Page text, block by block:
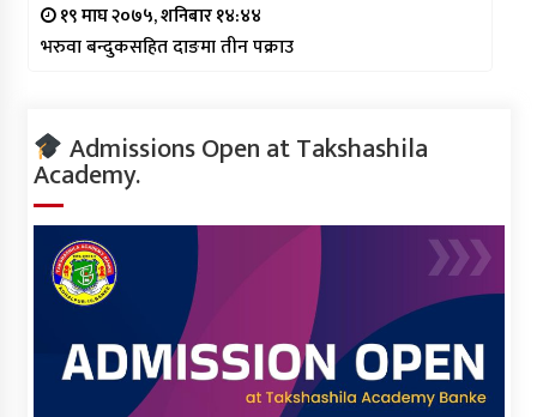
१९ माघ २०७५, शनिबार १४:४४
भरुवा बन्दुकसहित दाङमा तीन पक्राउ
Admissions Open at Takshashila
Academy.